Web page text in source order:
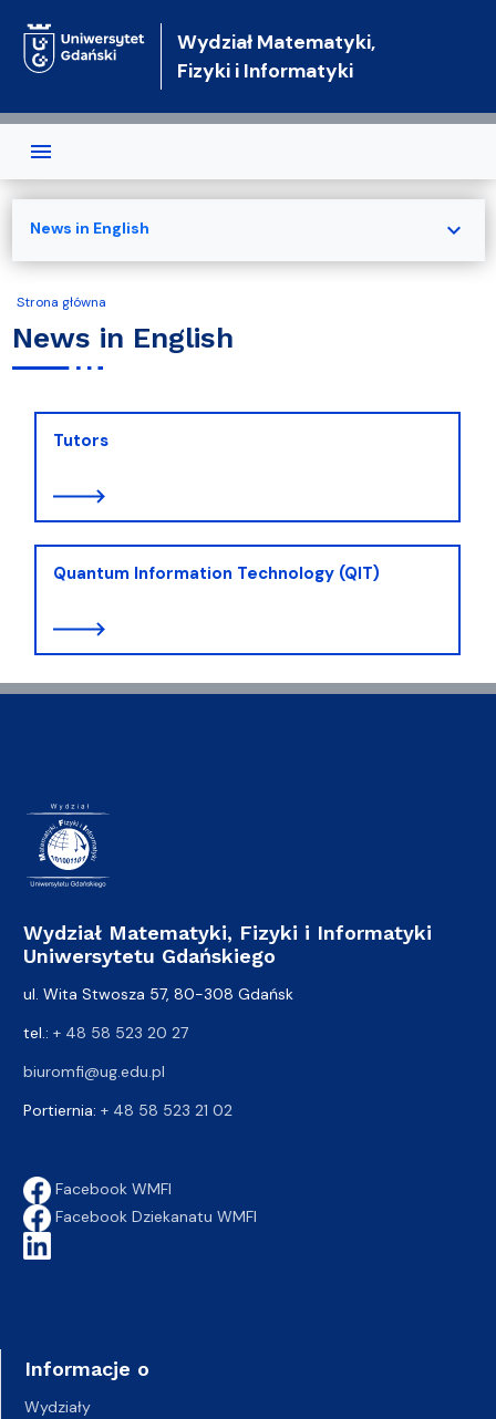
Wydział Matematyki,
Fizyki i Informatyki
Strona główna
News in English
Tutors
Quantum Information Technology (QIT)
News in English expand_more
Wydział Matematyki, Fizyki i Informatyki
Uniwersytetu Gdańskiego
ul. Wita Stwosza 57, 80-308 Gdańsk
tel.: + 48 58 523 20 27
biuromfi@ug.edu.pl
Portiernia: + 48 58 523 21 02
Facebook WMFI
Facebook Dziekanatu WMFI
Informacje o
Wydziały